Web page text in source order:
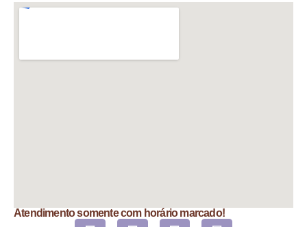
Atendimento somente com horário marcado!